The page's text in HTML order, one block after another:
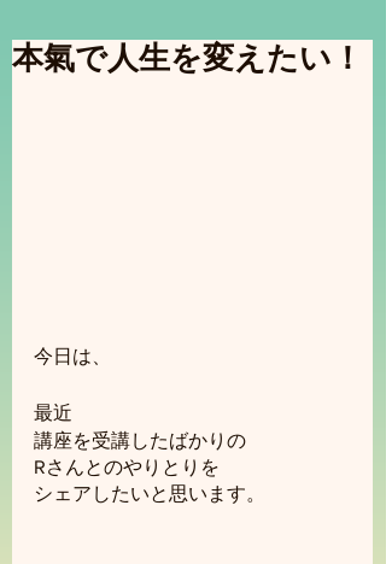
本氣で人生を変えたい！
今日は、
最近
講座を受講したばかりの
Rさんとのやりとりを
シェアしたいと思います。